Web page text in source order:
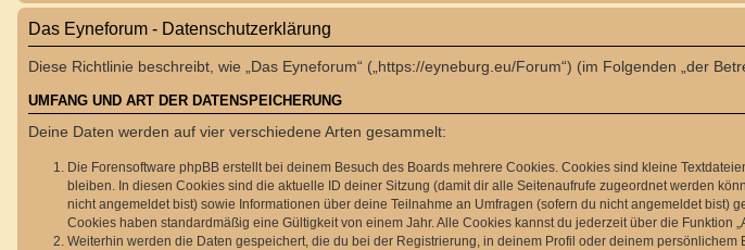
Das Eyneforum - Datenschutzerklärung
Diese Richtlinie beschreibt, wie „Das Eyneforum“ („https://eyneburg.eu/Forum“) (im Folgenden „der
UMFANG UND ART DER DATENSPEICHERUNG
Deine Daten werden auf vier verschiedene Arten gesammelt:
Die Forensoftware phpBB erstellt bei deinem Besuch des Boards mehrere Cookies. Cookies sind kleine
bleiben. In diesen Cookies sind die aktuelle ID deiner Sitzung (damit dir alle Seitenaufrufe zugeordnet werden
nicht angemeldet bist) sowie Informationen über deine Teilnahme an Umfragen (sofern du nicht angemeldet
Cookies haben standardmäßig eine Gültigkeit von einem Jahr. Alle Cookies kannst du jederzeit über die Funktion
Weiterhin werden die Daten gespeichert, die du bei der Registrierung, in deinem Profil oder deinem